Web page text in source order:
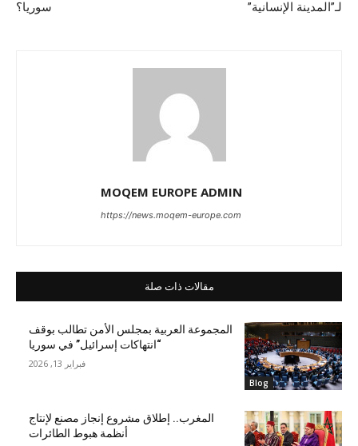
سوريا؟
لـ”المدينة الإنسانية”
MOQEM EUROPE ADMIN
https://news.moqem-europe.com
مقالات ذات صلة
Blog
المجموعة العربية بمجلس الأمن تطالب بوقف
“انتهاكات إسرائيل” في سوريا
فبراير 13, 2026
المغرب.. إطلاق مشروع إنجاز مصنع لإنتاج
أنظمة هبوط الطائرات